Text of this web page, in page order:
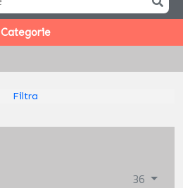
Categorie
Filtra
36